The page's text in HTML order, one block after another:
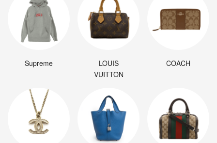
Supreme
LOUIS
VUITTON
COACH